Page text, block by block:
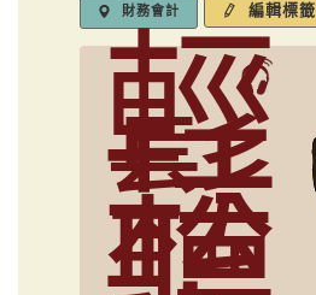
財務會計 編輯標籤
輕
鬆